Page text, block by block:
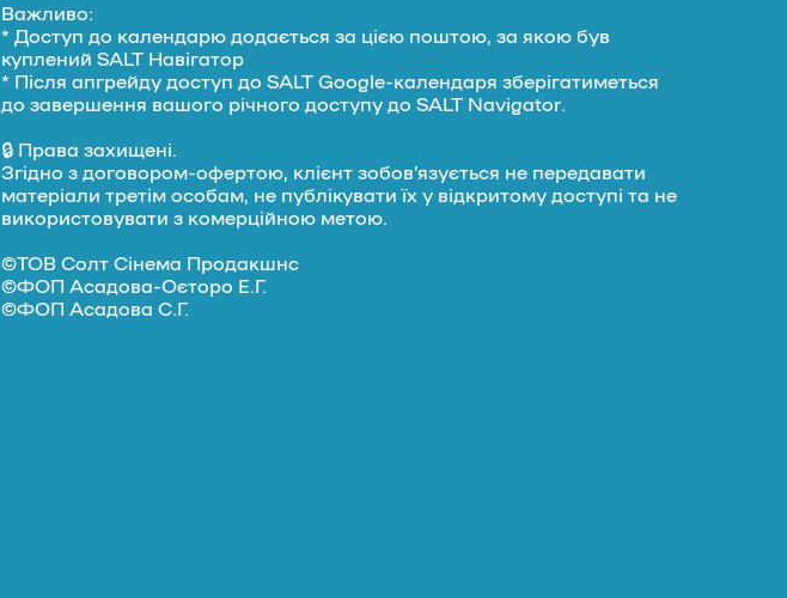
Важливо:
* Доступ до календарю додається за цією поштою, за якою був
куплений SALT Навігатор
* Після апгрейду доступ до SALT Google-календаря зберігатиметься
до завершення вашого річного доступу до SALT Navigator.
🔒 Права захищені.
Згідно з договором-офертою, клієнт зобов’язується не передавати
матеріали третім особам, не публікувати їх у відкритому доступі та не
використовувати з комерційною метою.
©️ТОВ Солт Сінема Продакшнс
©️ФОП Асадова-Оєторо Е.Г.
©️ФОП Асадова С.Г.